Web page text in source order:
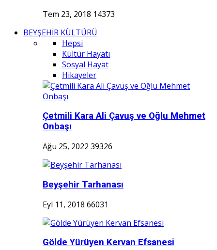
Tem 23, 2018 14373
BEYŞEHİR KÜLTÜRÜ
Hepsi
Kültür Hayatı
Sosyal Hayat
Hikayeler
Çetmili Kara Ali Çavuş ve Oğlu Mehmet
Onbaşı
Ağu 25, 2022 39326
Beyşehir Tarhanası
Eyl 11, 2018 66031
Gölde Yürüyen Kervan Efsanesi